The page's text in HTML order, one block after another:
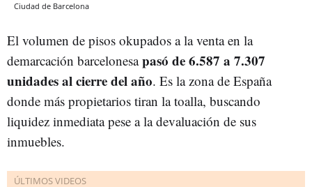
Ciudad de Barcelona
El volumen de pisos okupados a la venta en la
demarcación barcelonesapasó de 6.587 a 7.307
unidades al cierre del año. Es la zona de España
donde más propietarios tiran la toalla, buscando
liquidez inmediata pese a la devaluación de sus
inmuebles.